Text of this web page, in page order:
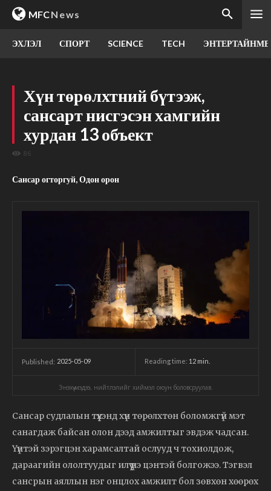
MFCNews
ЭХЛЭЛ СПОРТ SCIENCE TECH
Хүн төрөлхтний бүтээж,
сансарт нисгэсэн хамгийн
хурдан 13 объект
86
Сансар огторгуй, Одон орон
Published: 2025-05-09 Reading time: 12 min.
Энэхүү мэдээ, нийтлэлийг хиймэл оюун боловсруулав.
Сансар судлалын түүхэнд хүн төрөлхтөн боломжгүй мэт
санагдаж байсан олон дээд амжилтыг эвдэж чадсан.
Үүнтэй зэрэгцэн харамсалтай ослууд ч тохиолдож,
дараагийн ололтуудыг илүү үнэ цэнтэй болгожээ. Тэгвэл
сансрын аяллын нэг онцлох амжилт бол зөвхөн хөөрөх